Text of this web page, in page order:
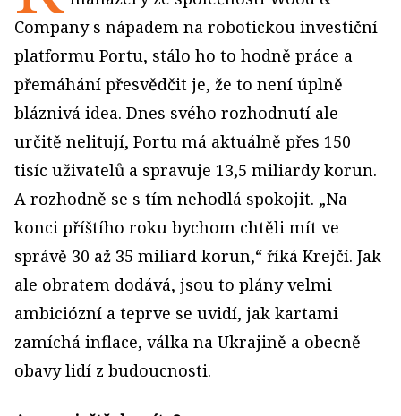
Company s nápadem na robotickou investiční
platformu Portu, stálo ho to hodně práce a
přemáhání přesvědčit je, že to není úplně
bláznivá idea. Dnes svého rozhodnutí ale
určitě nelitují, Portu má aktuálně přes 150
tisíc uživatelů a spravuje 13,5 miliardy korun.
A rozhodně se s tím nehodlá spokojit. „Na
konci příštího roku bychom chtěli mít ve
správě 30 až 35 miliard korun,“ říká Krejčí. Jak
ale obratem dodává, jsou to plány velmi
ambiciózní a teprve se uvidí, jak kartami
zamíchá inflace, válka na Ukrajině a obecně
obavy lidí z budoucnosti.